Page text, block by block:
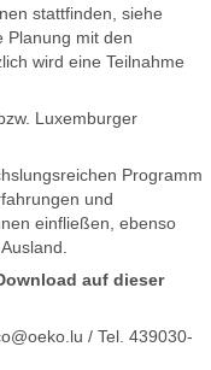
stattfinden, siehe
Planung mit den
wird eine Teilnahme
Luxemburger
Programm
und
einfließen, ebenso
auf dieser
/ Tel. 439030-